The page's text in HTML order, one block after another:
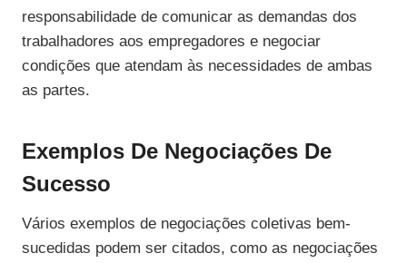
responsabilidade de comunicar as demandas dos
trabalhadores aos empregadores e negociar
condições que atendam às necessidades de ambas
as partes.
Exemplos De Negociações De
Sucesso
Vários exemplos de negociações coletivas bem-
sucedidas podem ser citados, como as negociações